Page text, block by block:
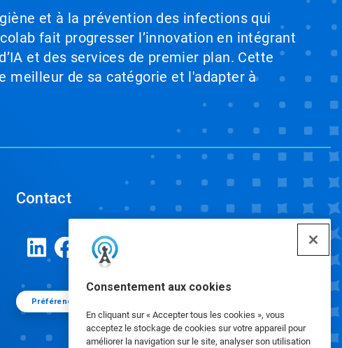
Consentement aux cookies
En cliquant sur « Accepter tous les cookies », vous
acceptez le stockage de cookies sur votre appareil pour
améliorer la navigation sur le site, analyser son utilisation
et à la prévention des infections qui
fait progresser l’innovation en intégrant
et des services de premier plan. Cette
meilleur de sa catégorie et l'adapter à
Contact
Préférences de cookies